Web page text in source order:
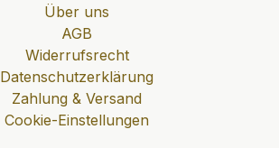
Über uns
AGB
Widerrufsrecht
Datenschutzerklärung
Zahlung & Versand
Cookie-Einstellungen